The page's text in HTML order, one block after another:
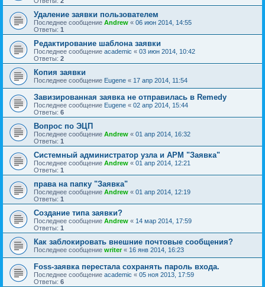
Удаление заявки пользователем
Последнее сообщение Andrew « 06 июн 2014, 14:55
Ответы: 1
Редактирование шаблона заявки
Последнее сообщение academic « 03 июн 2014, 10:42
Ответы: 2
Копия заявки
Последнее сообщение Eugene « 17 апр 2014, 11:54
Завизированная заявка не отправилась в Remedy
Последнее сообщение Eugene « 02 апр 2014, 15:44
Ответы: 6
Вопрос по ЭЦП
Последнее сообщение Andrew « 01 апр 2014, 16:32
Ответы: 1
Системный администратор узла и АРМ "Заявка"
Последнее сообщение Andrew « 01 апр 2014, 12:21
Ответы: 1
права на папку "Заявка"
Последнее сообщение Andrew « 01 апр 2014, 12:19
Ответы: 1
Создание типа заявки?
Последнее сообщение Andrew « 14 мар 2014, 17:59
Ответы: 1
Как заблокировать внешние почтовые сообщения?
Последнее сообщение writer« 16 янв 2014, 16:23
Foss-заявка перестала сохранять пароль входа.
Последнее сообщение academic « 05 ноя 2013, 17:59
Ответы: 6